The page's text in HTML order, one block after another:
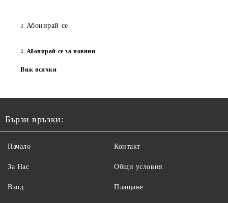
Абонирай се
Абонирай се за новини
Виж всички
Бързи връзки:
Начало
За Нас
Вход
Контакт
Общи условия
Плащане